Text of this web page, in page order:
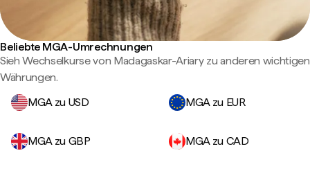
Beliebte MGA-Umrechnungen
Sieh Wechselkurse von Madagaskar-Ariary zu anderen wichtigen
Währungen.
MGA zu USD
MGA zu EUR
MGA zu GBP MGA zu CAD